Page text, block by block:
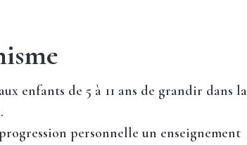
enfants de 5 à 11 ans de grandir dans la
personnelle un enseignement